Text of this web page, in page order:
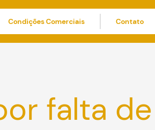
Condições Comerciais Contato
falta de